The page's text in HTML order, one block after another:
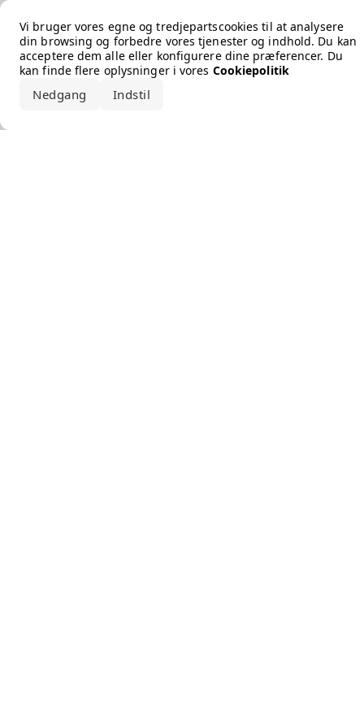
Vi bruger vores egne og tredjepartscookies til at analysere
din browsing og forbedre vores tjenester og indhold. Du kan
acceptere dem alle eller konfigurere dine præferencer. Du
kan finde flere oplysninger i vores Cookiepolitik
Nedgang Indstil
Error loading the brand